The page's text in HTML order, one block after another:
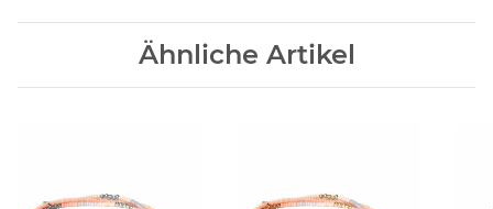
Ähnliche Artikel